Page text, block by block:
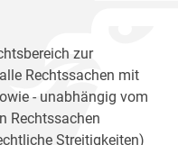
zur
Rechtssachen mit
- unabhängig vom
Rechtssachen
Streitigkeiten)